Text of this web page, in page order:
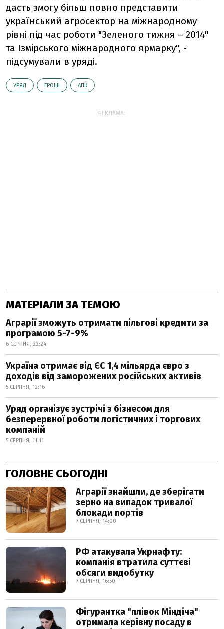
дасть змогу більш повно представити
український агросектор на міжнародному
рівні під час роботи "Зеленого тижня – 2014"
та Ізмірського міжнародного ярмарку", -
підсумували в уряді.
УРЯД ГРОШІ АПК
РЕКЛАМА:
МАТЕРІАЛИ ЗА ТЕМОЮ
Аграрії зможуть отримати пільгові кредити за
програмою 5-7-9%
6 СЕРПНЯ, 22:24
Україна отримає від ЄС 1,4 мільярда євро з
доходів від заморожених російських активів
5 СЕРПНЯ, 12:16
Уряд організує зустрічі з бізнесом для
безперервної роботи логістичних і торгових
компаній
5 СЕРПНЯ, 11:11
ГОЛОВНЕ СЬОГОДНІ
Аграрії знайшли, де зберігати
зерно на випадок тривалої
блокади портів
7 СЕРПНЯ, 14:00
РФ атакувала Укрнафту:
компанія втратила суттєві
обсяги видобутку
7 СЕРПНЯ, 16:50
Фігурантка "плівок Міндіча"
отримала керівну посаду в